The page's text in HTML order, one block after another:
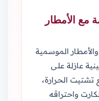
مع الأمطار
والأمطار الموسمية
عازلة على
تشتيت الحرارة،
واحتراقه